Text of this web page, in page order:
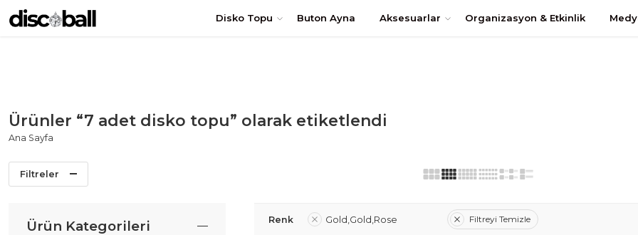
TÜRKİYE'nin en uygun DİSKO TOPU fiyatları! Hemen Sipariş Oluştur
Disko Topu Buton Ayna Aksesuarlar Organizasyon & Etkinlik
Ürünler “7 adet disko topu” olarak etiketlendi
Ana Sayfa
Filtreler
Renk Gold,Gold,Rose Filtreyi Temizle
Ürün Kategorileri